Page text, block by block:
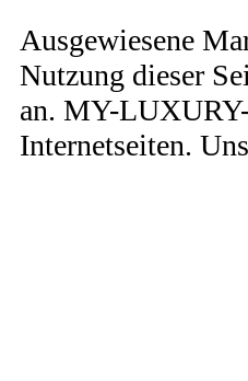
Ausgewiesene
Nutzung dieser
an. MY-
Internetseiten.